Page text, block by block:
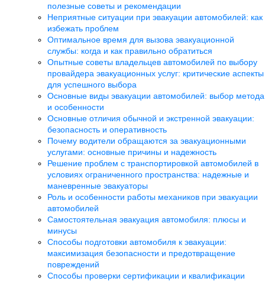
полезные советы и рекомендации
Неприятные ситуации при эвакуации автомобилей: как
избежать проблем
Оптимальное время для вызова эвакуационной
службы: когда и как правильно обратиться
Опытные советы владельцев автомобилей по выбору
провайдера эвакуационных услуг: критические аспекты
для успешного выбора
Основные виды эвакуации автомобилей: выбор метода
и особенности
Основные отличия обычной и экстренной эвакуации:
безопасность и оперативность
Почему водители обращаются за эвакуационными
услугами: основные причины и надежность
Решение проблем с транспортировкой автомобилей в
условиях ограниченного пространства: надежные и
маневренные эвакуаторы
Роль и особенности работы механиков при эвакуации
автомобилей
Самостоятельная эвакуация автомобиля: плюсы и
минусы
Способы подготовки автомобиля к эвакуации:
максимизация безопасности и предотвращение
повреждений
Способы проверки сертификации и квалификации